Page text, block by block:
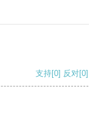
支持[0] 反对[0]